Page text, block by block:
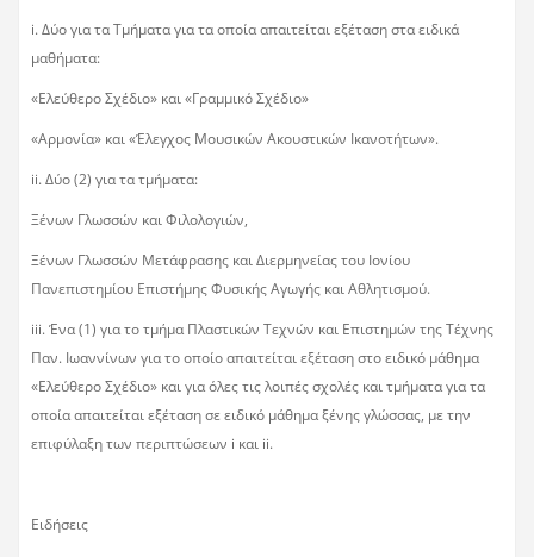
i. Δύο για τα Τμήματα για τα οποία απαιτείται εξέταση στα ειδικά
μαθήματα:
«Ελεύθερο Σχέδιο» και «Γραμμικό Σχέδιο»
«Αρμονία» και «Έλεγχος Μουσικών Ακουστικών Ικανοτήτων».
ii. Δύο (2) για τα τμήματα:
Ξένων Γλωσσών και Φιλολογιών,
Ξένων Γλωσσών Μετάφρασης και Διερμηνείας του Ιονίου
Πανεπιστημίου Επιστήμης Φυσικής Αγωγής και Αθλητισμού.
iii. Ένα (1) για το τμήμα Πλαστικών Τεχνών και Επιστημών της Τέχνης
Παν. Ιωαννίνων για το οποίο απαιτείται εξέταση στο ειδικό μάθημα
«Ελεύθερο Σχέδιο» και για όλες τις λοιπές σχολές και τμήματα για τα
οποία απαιτείται εξέταση σε ειδικό μάθημα ξένης γλώσσας, με την
επιφύλαξη των περιπτώσεων i και ii.
Ειδήσεις